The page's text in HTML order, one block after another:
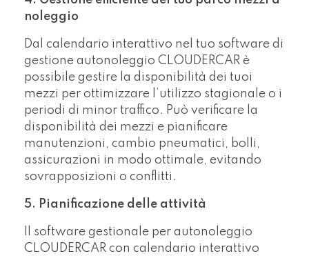
noleggio
Dal calendario interattivo nel tuo software di
gestione autonoleggio CLOUDERCAR è
possibile gestire la disponibilità dei tuoi
mezzi per ottimizzare l’utilizzo stagionale o i
periodi di minor traffico. Può verificare la
disponibilità dei mezzi e pianificare
manutenzioni, cambio pneumatici, bolli,
assicurazioni in modo ottimale, evitando
sovrapposizioni o conflitti.
5. Pianificazione delle attività
Il software gestionale per autonoleggio
CLOUDERCAR con calendario interattivo